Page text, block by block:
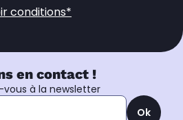
conditions*
en contact !
vous à la newsletter
Ok